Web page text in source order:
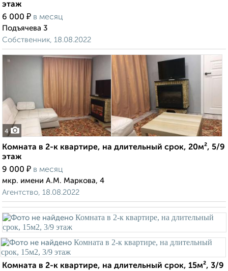
этаж
6 000 ₽ в месяц
Подъячева 3
Собственник, 18.08.2022
4
Комната в 2-к квартире, на длительный срок, 20м², 5/9
этаж
9 000 ₽ в месяц
мкр. имени А.М. Маркова, 4
Агентство, 18.08.2022
Комната в 2-к квартире, на длительный срок, 15м², 3/9